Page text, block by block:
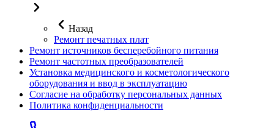
Назад
Ремонт печатных плат
Ремонт источников бесперебойного питания
Ремонт частотных преобразователей
Установка медицинского и косметологического
оборудования и ввод в эксплуатацию
Согласие на обработку персональных данных
Политика конфиденциальности